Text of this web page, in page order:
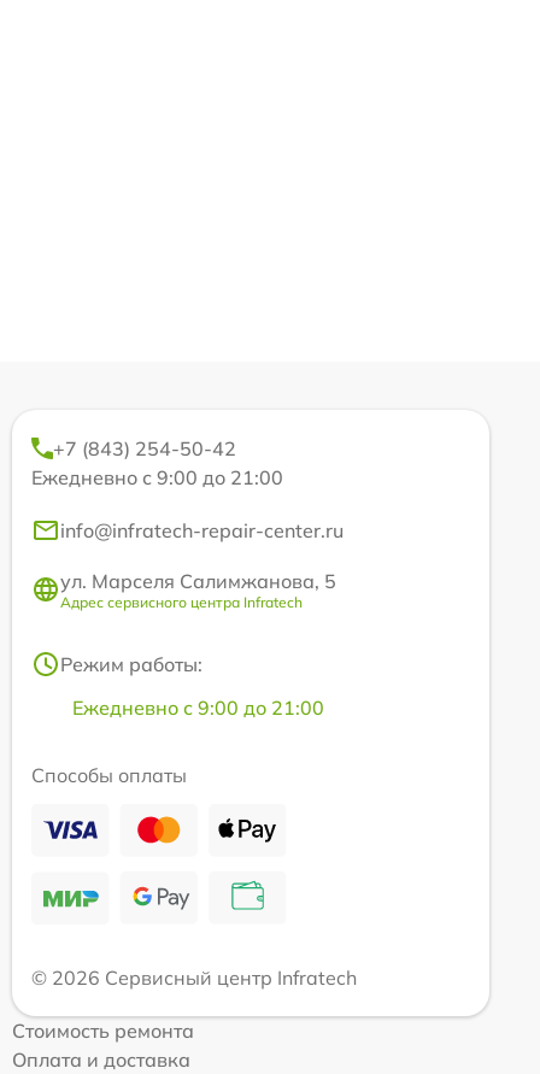
+7 (843) 254-50-42
Ежедневно с 9:00 до 21:00
info@infratech-repair-center.ru
ул. Марселя Салимжанова, 5
Адрес сервисного центра Infratech
Режим работы:
Ежедневно с 9:00 до 21:00
Способы оплаты
© 2026 Сервисный центр Infratech
Стоимость ремонта
Оплата и доставка